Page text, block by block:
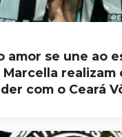
amor se une ao
Marcella realizam
com o Ceará